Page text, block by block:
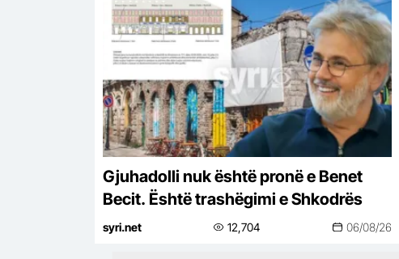
Gjuhadolli nuk është pronë e Benet
Becit. Është trashëgimi e Shkodrës
syri.net 12,704 06/08/26